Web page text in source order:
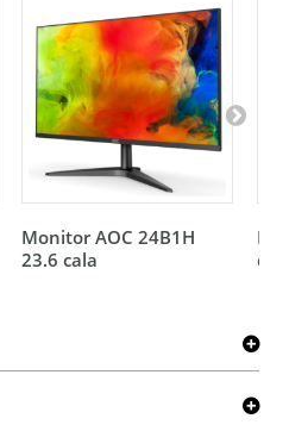
Monitor AOC 24B1H
23.6 cala